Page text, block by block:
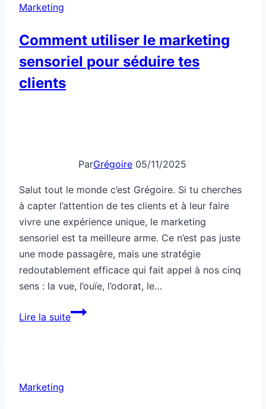
Marketing
Comment utiliser le marketing
sensoriel pour séduire tes
clients
ParGrégoire 05/11/2025
Salut tout le monde c’est Grégoire. Si tu cherches
à capter l’attention de tes clients et à leur faire
vivre une expérience unique, le marketing
sensoriel est ta meilleure arme. Ce n’est pas juste
une mode passagère, mais une stratégie
redoutablement efficace qui fait appel à nos cinq
sens : la vue, l’ouïe, l’odorat, le…
Lire la suiteComment
Marketing